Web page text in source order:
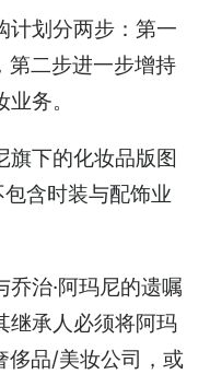
计划分两步：第一
第二步进一步增持
务。
旗下的化妆品版图
含时装与配饰业
治·阿玛尼的遗嘱
继承人必须将阿玛
侈品/美妆公司，或